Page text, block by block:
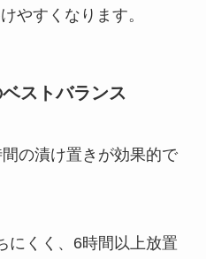
やすくなります。
ストバランス
の漬け置きが効果的で
にくく、6時間以上放置